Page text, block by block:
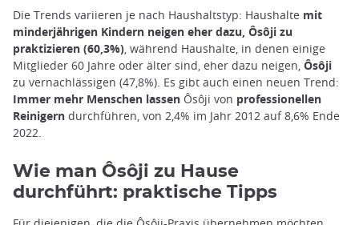
Die Trends variieren je nach Haushaltstyp: Haushalte mit
minderjährigen Kindern neigen eher dazu, Ôsôji zu
praktizieren (60,3%), während Haushalte, in denen einige
Mitglieder 60 Jahre oder älter sind, eher dazu neigen, Ôsôji
zu vernachlässigen (47,8%). Es gibt auch einen neuen Trend:
Immer mehr Menschen lassen Ôsôji von professionellen
Reinigern durchführen, von 2,4% im Jahr 2012 auf 8,6% Ende
2022.
Wie man Ôsôji zu Hause
durchführt: praktische Tipps